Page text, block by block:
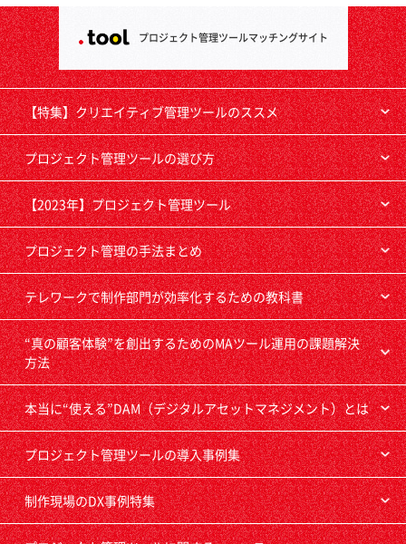
プロジェクト管理ツールマッチングサイト
【特集】クリエイティブ管理ツールのススメ
プロジェクト管理ツールの選び方
【2023年】プロジェクト管理ツール
プロジェクト管理の手法まとめ
テレワークで制作部門が効率化するための教科書
“真の顧客体験”を創出するためのMAツール運用の課題解決
方法
本当に“使える”DAM（デジタルアセットマネジメント）とは
プロジェクト管理ツールの導入事例集
制作現場のDX事例特集